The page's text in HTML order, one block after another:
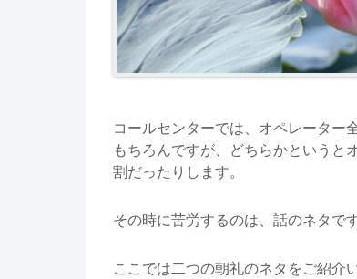
コールセンターでは、オペレーター
もちろんですが、どちらかというと
割だったりします。
その時に苦労するのは、話のネタです
ここでは二つの朝礼のネタをご紹介